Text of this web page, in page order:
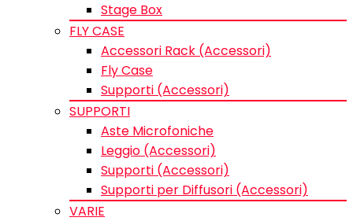
Stage Box
FLY CASE
Accessori Rack (Accessori)
Fly Case
Supporti (Accessori)
SUPPORTI
Aste Microfoniche
Leggio (Accessori)
Supporti (Accessori)
Supporti per Diffusori (Accessori)
VARIE